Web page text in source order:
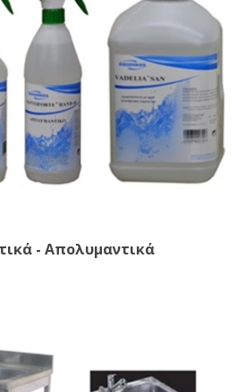
- Απολυμαντικά